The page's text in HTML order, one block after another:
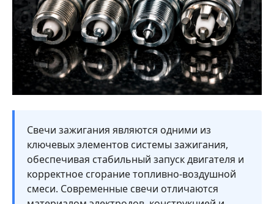
Свечи зажигания являются одними из
ключевых элементов системы зажигания,
обеспечивая стабильный запуск двигателя и
корректное сгорание топливно-воздушной
смеси. Современные свечи отличаются